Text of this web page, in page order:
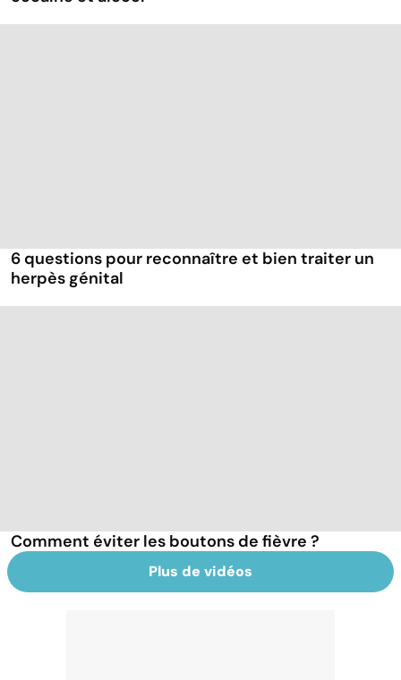
6 questions pour reconnaître et bien traiter un
herpès génital
Comment éviter les boutons de fièvre ?
Plus de vidéos